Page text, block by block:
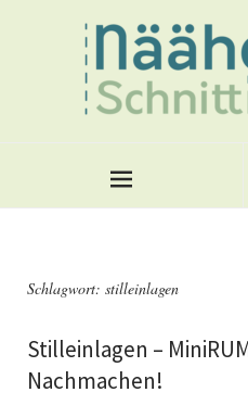
Schlagwort: stilleinlagen
Stilleinlagen –
Nachmachen!